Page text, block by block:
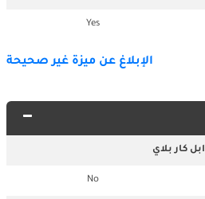
Yes
الإبلاغ عن ميزة غير صحيحة
ابل كار بلاي
No